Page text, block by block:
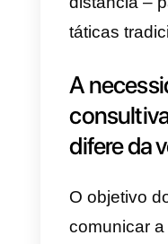
ampla
venda
porque
estreita